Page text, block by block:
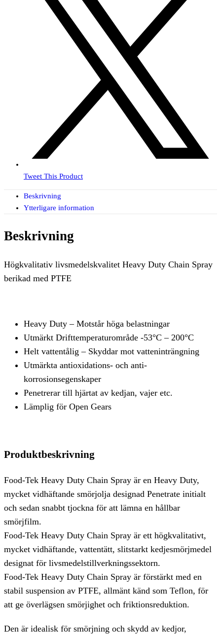
Tweet This Product
Beskrivning
Ytterligare information
Beskrivning
Högkvalitativ livsmedelskvalitet Heavy Duty Chain Spray
berikad med PTFE
Heavy Duty – Motstår höga belastningar
Utmärkt Drifttemperaturområde -53°C – 200°C
Helt vattentålig – Skyddar mot vatteninträngning
Utmärkta antioxidations- och anti-
korrosionsegenskaper
Penetrerar till hjärtat av kedjan, vajer etc.
Lämplig för Open Gears
Produktbeskrivning
Food-Tek Heavy Duty Chain Spray är en Heavy Duty,
mycket vidhäftande smörjolja designad Penetrate initialt
och sedan snabbt tjockna för att lämna en hållbar
smörjfilm.
Food-Tek Heavy Duty Chain Spray är ett högkvalitativt,
mycket vidhäftande, vattentätt, slitstarkt kedjesmörjmedel
designat för livsmedelstillverkningssektorn.
Food-Tek Heavy Duty Chain Spray är förstärkt med en
stabil suspension av PTFE, allmänt känd som Teflon, för
att ge överlägsen smörjighet och friktionsreduktion.
Den är idealisk för smörjning och skydd av kedjor,